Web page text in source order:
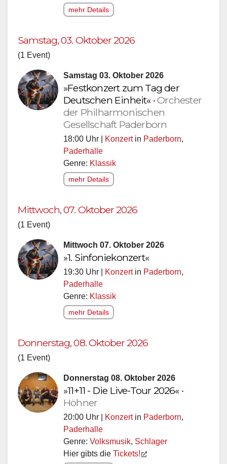
mehr Details
Samstag, 03. Oktober 2026
(1 Event)
Samstag 03. Oktober 2026
»Festkonzert zum Tag der
Deutschen Einheit« •Orchester
der Philharmonischen
Gesellschaft Paderborn
18:00 Uhr | Konzertin Paderborn,
Paderhalle
Genre: Klassik
mehr Details
Mittwoch, 07. Oktober 2026
(1 Event)
Mittwoch 07. Oktober 2026
»1. Sinfoniekonzert«
19:30 Uhr | Konzertin Paderborn,
Paderhalle
Genre: Klassik
mehr Details
Donnerstag, 08. Oktober 2026
(1 Event)
Donnerstag 08. Oktober 2026
»11+11 - Die Live-Tour 2026« •
Höhner
20:00 Uhr | Konzertin Paderborn,
Paderhalle
Genre: Volksmusik, Schlager
Hier gibts die Tickets!